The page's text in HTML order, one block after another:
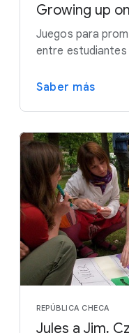
Growing up
Juegos para
entre
Saber más
REPÚBLICA CHECA
Jules a Jim,